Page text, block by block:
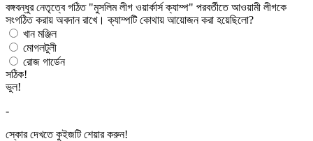
বঙ্গবন্ধুর নেতৃত্বে গঠিত "মুসলিম লীগ ওয়ার্কার্স ক্যাম্প" পরবর্তীতে আওয়ামী লীগকে
সংগঠিত করায় অবদান রাখে। ক্যাম্পটি কোথায় আয়োজন করা হয়েছিলো?
খান মঞ্জিল
মোগলটুলী
রোজ গার্ডেন
সঠিক!
ভুল!
-
স্কোর দেখতে কুইজটি শেয়ার করুন!